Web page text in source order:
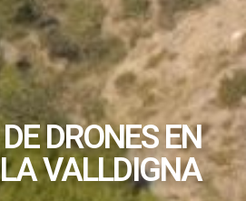
DRONES EN
VALLDIGNA